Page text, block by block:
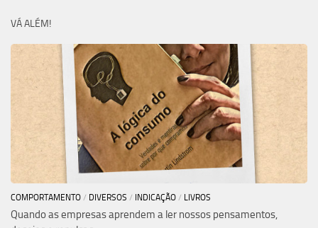
VÁ ALÉM!
COMPORTAMENTO / DIVERSOS / INDICAÇÃO / LIVROS
Quando as empresas aprendem a ler nossos pensamentos,